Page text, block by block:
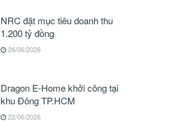
NRC đặt mục tiêu doanh thu
1.200 tỷ đồng
26/06/2026
Dragon E-Home khởi công tại
khu Đông TP.HCM
22/06/2026